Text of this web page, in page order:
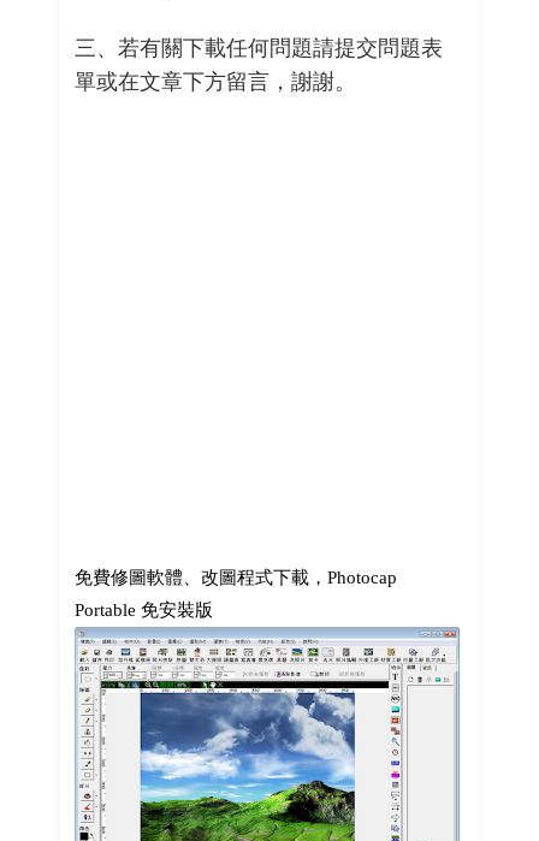
三、若有關下載任何問題請提交問題表
單或在文章下方留言，謝謝。
免費修圖軟體、改圖程式下載，Photocap
Portable 免安裝版